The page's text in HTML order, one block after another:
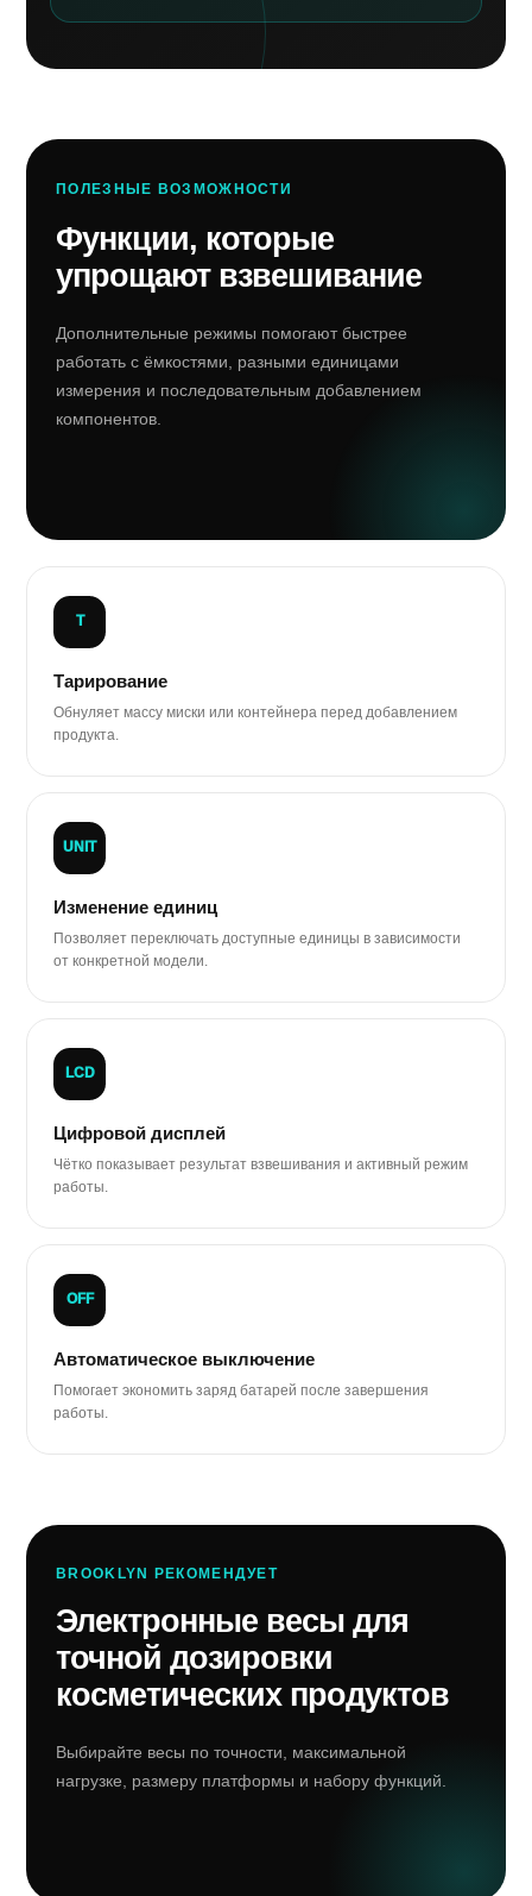
ПОЛЕЗНЫЕ ВОЗМОЖНОСТИ
Функции, которые
упрощают взвешивание
Дополнительные режимы помогают быстрее
работать с ёмкостями, разными единицами
измерения и последовательным добавлением
компонентов.
T
Тарирование
Обнуляет массу миски или контейнера перед добавлением
продукта.
UNIT
Изменение единиц
Позволяет переключать доступные единицы в зависимости
от конкретной модели.
LCD
Цифровой дисплей
Чётко показывает результат взвешивания и активный режим
работы.
OFF
Автоматическое выключение
Помогает экономить заряд батарей после завершения
работы.
BROOKLYN РЕКОМЕНДУЕТ
Электронные весы для
точной дозировки
косметических продуктов
Выбирайте весы по точности, максимальной
нагрузке, размеру платформы и набору функций.